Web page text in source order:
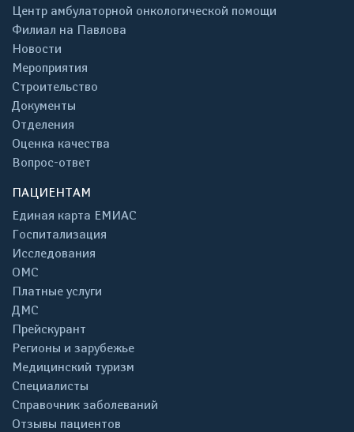
Центр амбулаторной онкологической помощи
Филиал на Павлова
Новости
Мероприятия
Строительство
Документы
Отделения
Оценка качества
Вопрос-ответ
ПАЦИЕНТАМ
Единая карта ЕМИАС
Госпитализация
Исследования
ОМС
Платные услуги
ДМС
Прейскурант
Регионы и зарубежье
Медицинский туризм
Специалисты
Справочник заболеваний
Отзывы пациентов